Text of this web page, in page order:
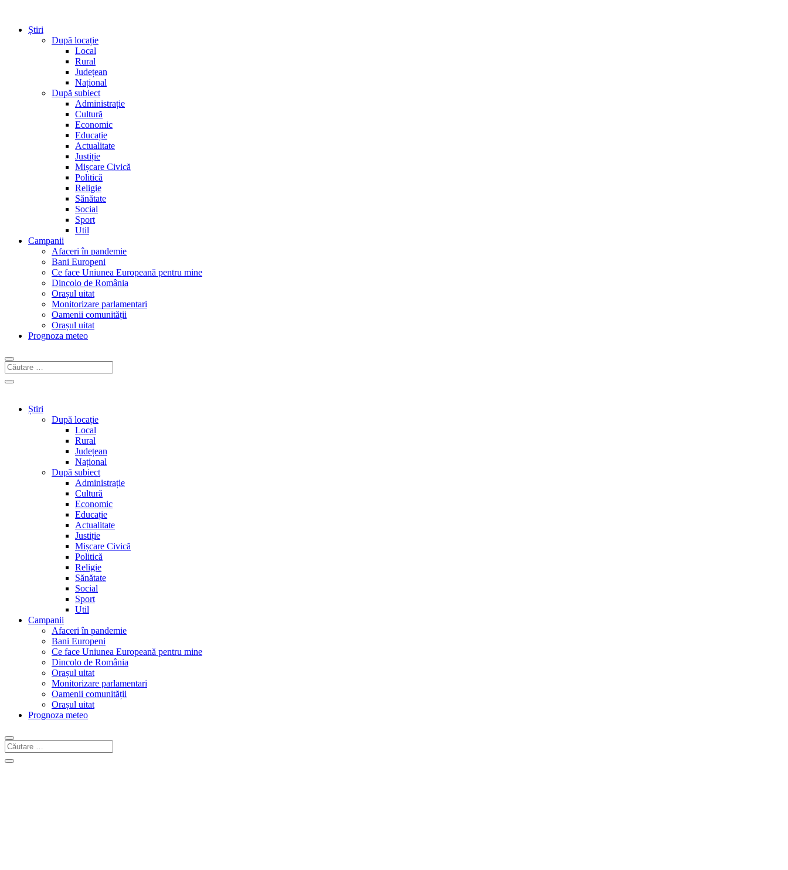
Știri
După locație
Local
Rural
Județean
Național
După subiect
Administrație
Cultură
Economic
Educație
Actualitate
Justiție
Mișcare Civică
Politică
Religie
Sănătate
Social
Sport
Util
Campanii
Afaceri în pandemie
Bani Europeni
Ce face Uniunea Europeană pentru mine
Dincolo de România
Orașul uitat
Monitorizare parlamentari
Oamenii comunității
Orașul uitat
Prognoza meteo
Știri
După locație
Local
Rural
Județean
Național
După subiect
Administrație
Cultură
Economic
Educație
Actualitate
Justiție
Mișcare Civică
Politică
Religie
Sănătate
Social
Sport
Util
Campanii
Afaceri în pandemie
Bani Europeni
Ce face Uniunea Europeană pentru mine
Dincolo de România
Orașul uitat
Monitorizare parlamentari
Oamenii comunității
Orașul uitat
Prognoza meteo